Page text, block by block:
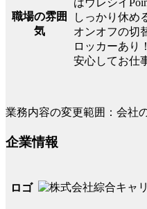
職場の雰囲
気
しっかり休め
オンオフの切
ロッカーあり！
安心してお仕
業務内容の変更範囲：会社
企業情報
ロゴ